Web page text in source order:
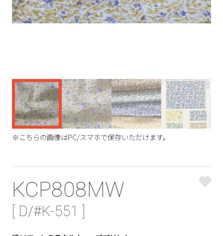
※こちらの画像はPC/スマホで保存いただけます。
KCP808MW
[ D/#K-551 ]